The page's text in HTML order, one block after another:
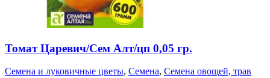
Томат Царевич/Сем Алт/цп 0,05 гр.
Семена и луковичные цветы, Семена, Семена овощей, трав